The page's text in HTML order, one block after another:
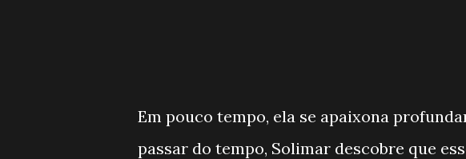
Em pouco tempo, ela se apaixona
passar do tempo, Solimar descobre que